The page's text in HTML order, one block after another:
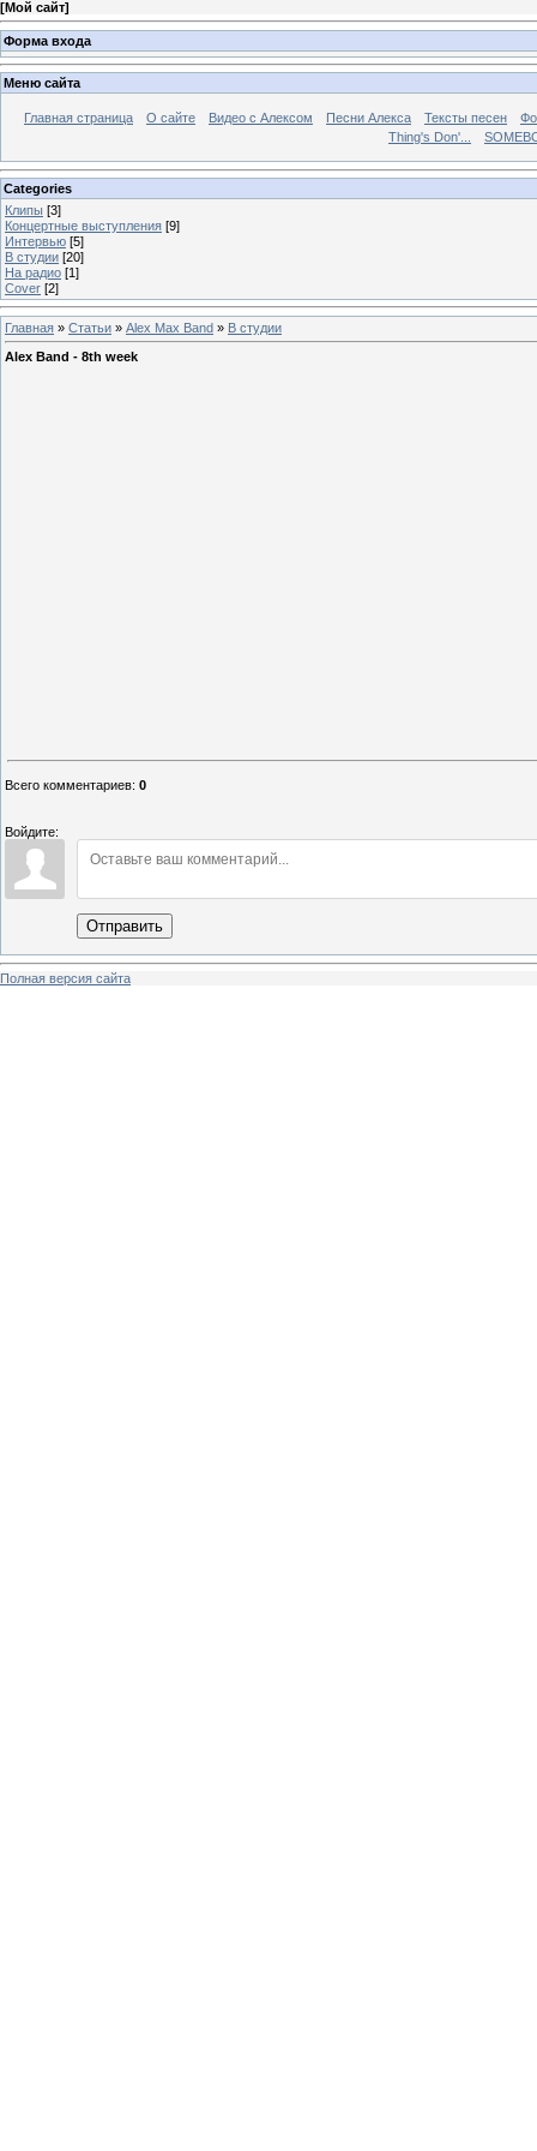
[Мой сайт]
Форма входа
Меню сайта
Главная страница О сайте Видео с Алексом Песни Алекса Тексты песен
Thing's Don'...
Categories
Клипы [3]
Концертные выступления [9]
Интервью [5]
В студии [20]
На радио [1]
Cover [2]
Главная » Статьи » Alex Max Band » В студии
Alex Band - 8th week
Всего комментариев: 0
Войдите:
Отправить
Полная версия сайта